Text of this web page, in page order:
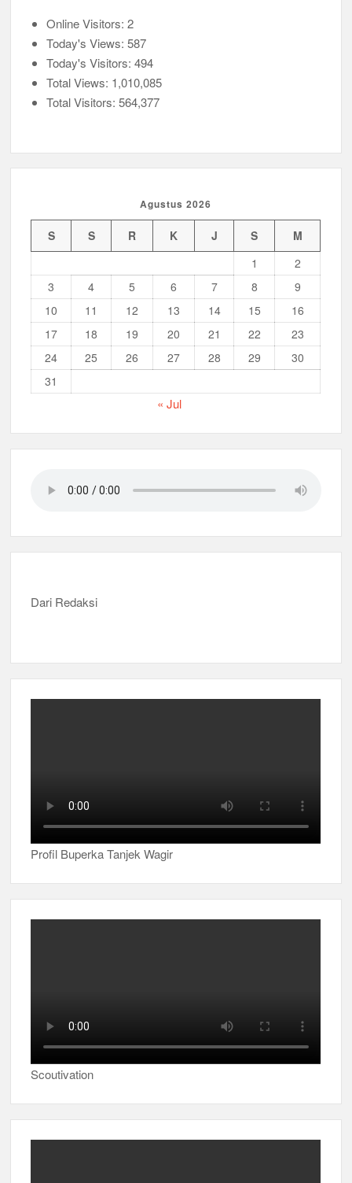
Online Visitors:2
Today's Views:587
Today's Visitors:494
Total Views: 1,010,085
Total Visitors:564,377
Agustus 2026
S S R K J S
M
1
2
3
4 5 6 7 8
9
10
11 12 13 14 15
16
17
18 19 20 21 22
23
24
25 26 27 28 29
30
31
« Jul
Dari Redaksi
Profil Buperka Tanjek Wagir
Scoutivation